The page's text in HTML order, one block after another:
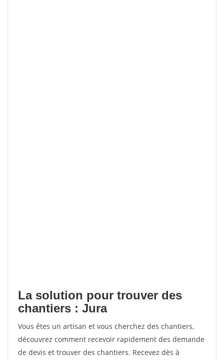
La solution pour trouver des
chantiers : Jura
Vous êtes un artisan et vous cherchez des chantiers,
découvrez comment recevoir rapidement des demande
de devis et trouver des chantiers. Recevez dès à